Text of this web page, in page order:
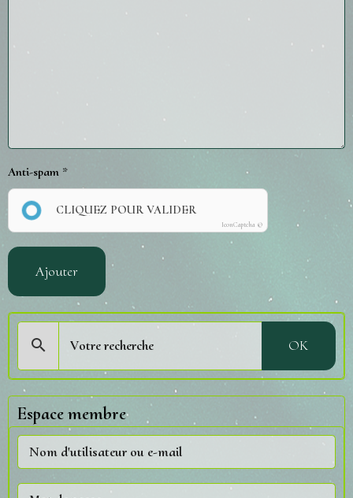
Anti-spam
CLIQUEZ POUR VALIDER
IconCaptcha ©
Ajouter
OK
Espace membre